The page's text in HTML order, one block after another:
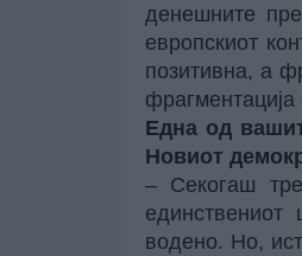
денешните
европскиот
позитивна, а
Една од
Новиот
– Секогаш
водено. Но,